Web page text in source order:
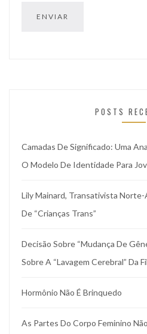
POSTS
Camadas De Significado: Uma
O Modelo De Identidade Para
Lily Mainard, Transativista Norte-
De “crianças Trans”
Decisão Sobre “mudança De
Sobre A “lavagem Cerebral” Da
Hormônio Não É Brinquedo
As Partes Do Corpo Feminino